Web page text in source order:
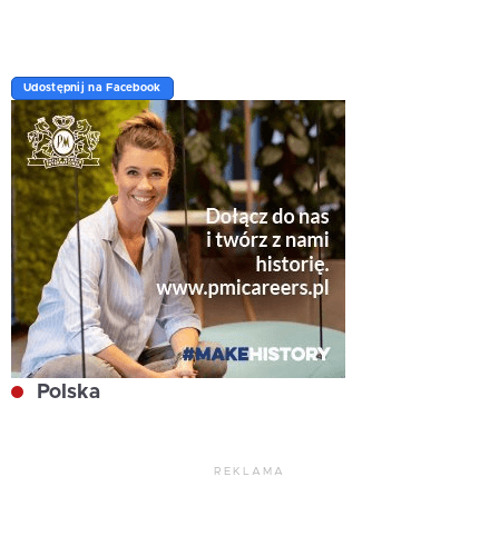
Udostępnij na Facebook
Polska
REKLAMA